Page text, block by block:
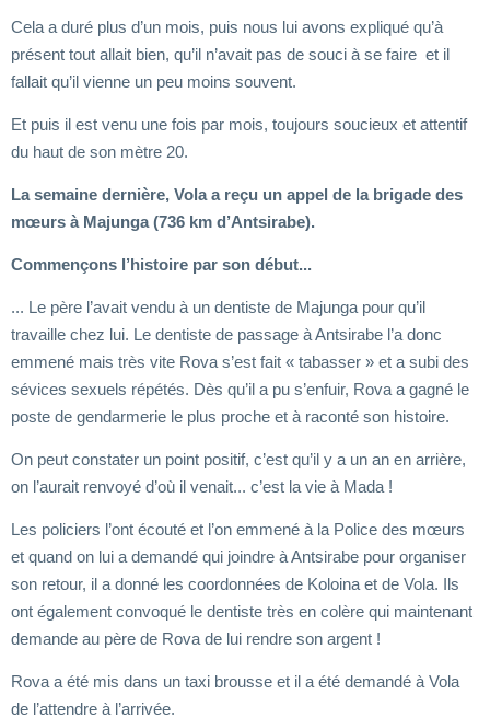
Cela a duré plus d’un mois, puis nous lui avons expliqué qu’à
présent tout allait bien, qu’il n’avait pas de souci à se faire et il
fallait qu’il vienne un peu moins souvent.
Et puis il est venu une fois par mois, toujours soucieux et attentif
du haut de son mètre 20.
La semaine dernière, Vola a reçu un appel de la brigade des
mœurs à Majunga (736 km d’Antsirabe).
Commençons l’histoire par son début...
... Le père l’avait vendu à un dentiste de Majunga pour qu’il
travaille chez lui. Le dentiste de passage à Antsirabe l’a donc
emmené mais très vite Rova s’est fait « tabasser » et a subi des
sévices sexuels répétés. Dès qu’il a pu s’enfuir, Rova a gagné le
poste de gendarmerie le plus proche et à raconté son histoire.
On peut constater un point positif, c’est qu’il y a un an en arrière,
on l’aurait renvoyé d’où il venait... c’est la vie à Mada !
Les policiers l’ont écouté et l’on emmené à la Police des mœurs
et quand on lui a demandé qui joindre à Antsirabe pour organiser
son retour, il a donné les coordonnées de Koloina et de Vola. Ils
ont également convoqué le dentiste très en colère qui maintenant
demande au père de Rova de lui rendre son argent !
Rova a été mis dans un taxi brousse et il a été demandé à Vola
de l’attendre à l’arrivée.